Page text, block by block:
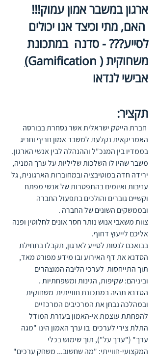
ארגון במשבר אמון עמוק!!!
האם, מתי וכיצד אנו יכולים
לסייע??? - סדנה  במתכונת
משחוקית ( Gamification
)
אבישי לנדאו
תקציר:
חברת הייטק ישראלית אשר נסחרת בבורסה
האמריקאית נקלעת למשבר אמון חריף וחריג
בממדיו בין המנכ"ל וההנהלה לבין אנשי הארגון.
משבר שהיו לו השלכות שליליות על ערך המניה,
ירידה חדה במוטיבציה ובמחוברות הארגונית, גל
עזיבות ואיומים בהתפטרות של אנשי מפתח
וקשיים גוברים והולכים בתפעול החברה
ובממשקים השונים של החברה .
צוות משאבי אנוש נותר חסר אונים לחלוטין ופנה
אליכם לייעוץ דחוף.
בבואכם לנסות לסייע לארגון, תקבלו בתחילת
הסדנא את דף האירוע ובו מידע מפורט מאד,
תוך התייחסות  לערכי הליבה המוצהרים
וביניהם: שקיפות, הגינות ומשפחתיות .
הסדנא תהיה במתכונת חווייתית-משחוקית
ובמהלכה נבחן את המרכיבים המרכזיים
להפחתת עוצמת אי-האמון בעזרת המודל
התלת צירי לערכים  בו ערך האמון הינו "מגה
ערך" ("ערך על"), תוך שימוש בכלי
המקצועי-חווייתי: "מה שחשוב... משחק ערכים"